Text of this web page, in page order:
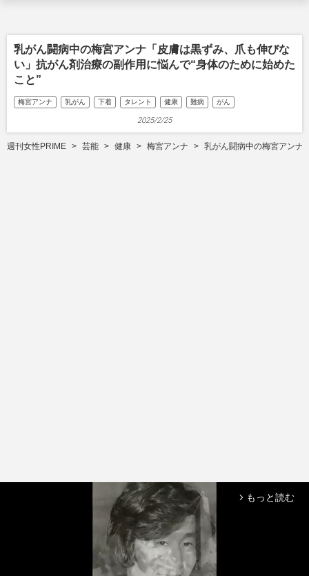
乳がん闘病中の梅宮アンナ「皮膚は黒ずみ、爪も伸びな
い」抗がん剤治療の副作用に悩んで“身体のために始めた
こと”
梅宮アンナ 乳がん 下着 タレント 健康 難病 がん
2025/2/25
週刊女性PRIME 芸能 健康 梅宮アンナ 乳がん闘病中の梅宮アンナ
arrow_forward_ios もっと読む